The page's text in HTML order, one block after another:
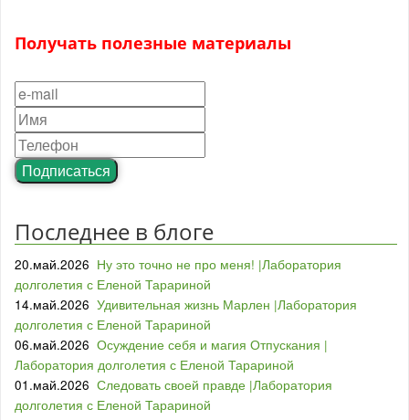
Получать полезные материалы
Подписаться
Последнее в блоге
20.май.2026 Ну это точно не про меня! |Лаборатория
долголетия с Еленой Тарариной
14.май.2026 Удивительная жизнь Марлен |Лаборатория
долголетия с Еленой Тарариной
06.май.2026 Осуждение себя и магия Отпускания |
Лаборатория долголетия с Еленой Тарариной
01.май.2026 Следовать своей правде |Лаборатория
долголетия с Еленой Тарариной